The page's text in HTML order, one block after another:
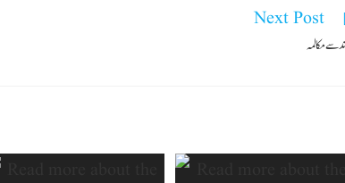
Next Post
سے مکالمہ